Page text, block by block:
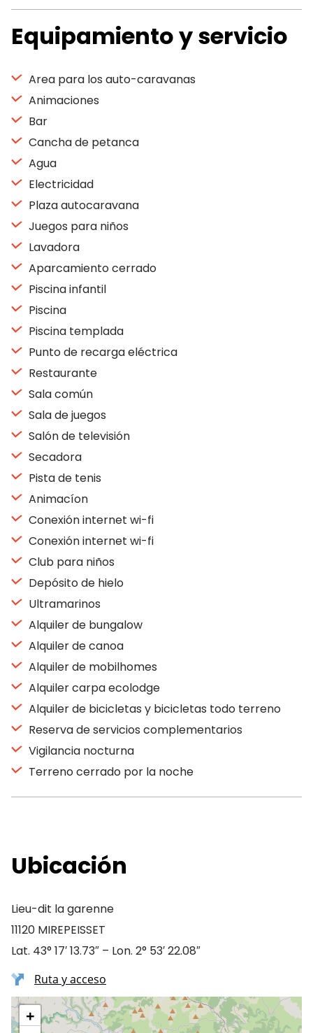
Equipamiento y servicio
Area para los auto-caravanas
Animaciones
Bar
Cancha de petanca
Agua
Electricidad
Plaza autocaravana
Juegos para niños
Lavadora
Aparcamiento cerrado
Piscina infantil
Piscina
Piscina templada
Punto de recarga eléctrica
Restaurante
Sala común
Sala de juegos
Salón de televisión
Secadora
Pista de tenis
Animacíon
Conexión internet wi-fi
Conexión internet wi-fi
Club para niños
Depósito de hielo
Ultramarinos
Alquiler de bungalow
Alquiler de canoa
Alquiler de mobilhomes
Alquiler carpa ecolodge
Alquiler de bicicletas y bicicletas todo terreno
Reserva de servicios complementarios
Vigilancia nocturna
Terreno cerrado por la noche
Ubicación
Lieu-dit la garenne
11120 MIREPEISSET
Lat. 43° 17′ 13.73″ – Lon. 2° 53′ 22.08″
Ruta y acceso
+